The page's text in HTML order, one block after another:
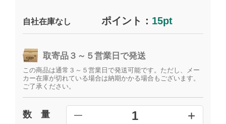
自社在庫なし ポイント： 15pt
取寄品３～５営業日で発送
この商品は通常３～５営業日で発送可能です。ただし、メー
カー在庫が切れている場合は納期かかる場合もございます。
ご了承ください。
数 量 ━ 1 +